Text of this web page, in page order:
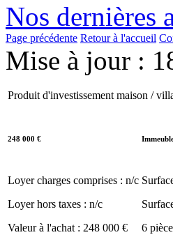
Nos dernières
Page précédente Retour à l'accueil
Mise à jour :
Produit d'investissement maison /
248 000 €
Loyer charges comprises : n/c
Loyer hors taxes : n/c
Valeur à l'achat : 248 000 €
6